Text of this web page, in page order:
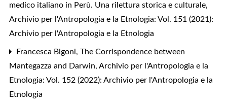
medico italiano in Perù. Una rilettura storica e culturale,
Archivio per l'Antropologia e la Etnologia: Vol. 151 (2021):
Archivio per l'Antropologia e la Etnologia
Francesca Bigoni, The Corrispondence between
Mantegazza and Darwin, Archivio per l'Antropologia e la
Etnologia: Vol. 152 (2022): Archivio per l'Antropologia e la
Etnologia